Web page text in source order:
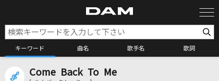
キーワード 曲名 歌手名 歌詞
カラオケ検索
Come Back To Me